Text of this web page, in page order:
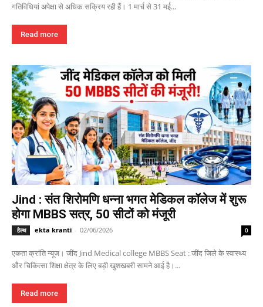
गतिविधियां अपेक्षा से अधिक सक्रिय रही हैं। 1 मार्च से 31 मई...
Read more
Jind : संत शिरोमणि धन्ना भगत मेडिकल कॉलेज में शुरू
होगा MBBS सत्र, 50 सीटों को मंजूरी
हेल्थ ekta kranti - 02/06/2026 0
एकता क्रांति न्यूज। जींद Jind Medical college MBBS Seat : जींद जिले के स्वास्थ्य
और चिकित्सा शिक्षा क्षेत्र के लिए बड़ी खुशखबरी सामने आई है।...
Read more